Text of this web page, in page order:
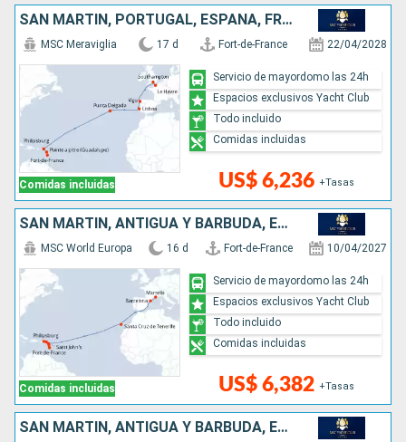
SAN MARTÍN, PORTUGAL, ESPAÑA, FRANCIA, REINO UNIDO
Comidas incluidas
MSC Meraviglia 17 d Fort-de-France 22/04/2028
US$ 6,236 +Tasas
Servicio de mayordomo las 24h
Espacios exclusivos Yacht Club
Todo incluido
Comidas incluidas
SAN MARTÍN, ANTIGUA Y BARBUDA, ESPAÑA, FRANCIA
Comidas incluidas
MSC World Europa 16 d Fort-de-France 10/04/2027
US$ 6,382 +Tasas
Servicio de mayordomo las 24h
Espacios exclusivos Yacht Club
Todo incluido
Comidas incluidas
SAN MARTÍN, ANTIGUA Y BARBUDA, ESPAÑA, FRANCIA, ITALIA